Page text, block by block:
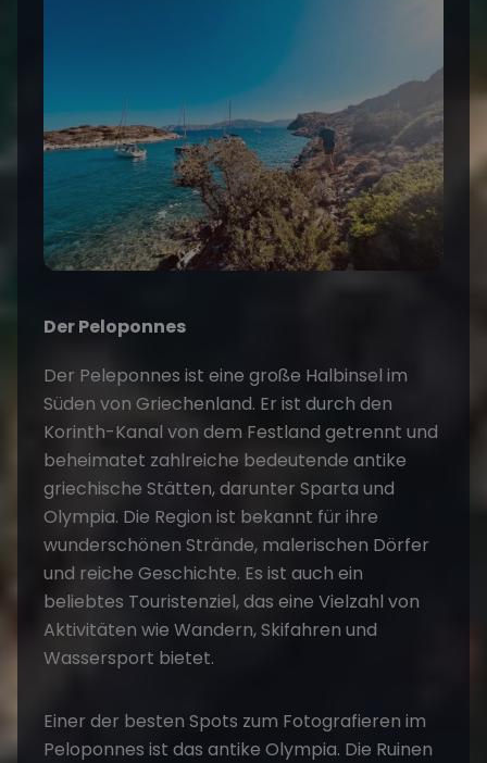
Der Peloponnes
Der Peleponnes ist eine große Halbinsel im
Süden von Griechenland. Er ist durch den
Korinth-Kanal von dem Festland getrennt und
beheimatet zahlreiche bedeutende antike
griechische Stätten, darunter Sparta und
Olympia. Die Region ist bekannt für ihre
wunderschönen Strände, malerischen Dörfer
und reiche Geschichte. Es ist auch ein
beliebtes Touristenziel, das eine Vielzahl von
Aktivitäten wie Wandern, Skifahren und
Wassersport bietet.
Einer der besten Spots zum Fotografieren im
Peloponnes ist das antike Olympia. Die Ruinen